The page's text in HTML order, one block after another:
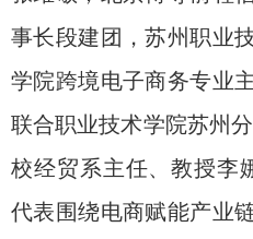
事长段建团，苏州职业
学院跨境电子商务专业
联合职业技术学院苏州
校经贸系主任、教授李
代表围绕电商赋能产业